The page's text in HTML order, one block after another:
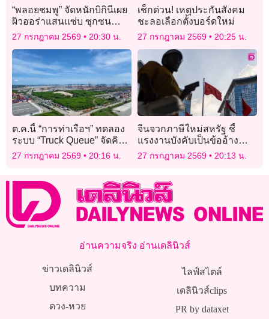
“พลอยชมพู” จัดหนักบิกินีเผย
ผิวออร่าแสนแซ่บ ซุกซน
สดใสดูแล้วต้องไลก์รัวๆ
27 กรกฎาคม 2569 20:30 น.
เช็กด่วน! เหตุประกันสังคม
ชะลอเลือกตั้งบอร์ดใหม่
27 กรกฎาคม 2569 20:25 น.
ต.ค.นี้ “การท่าเรือฯ” ทดลอง
ระบบ “Truck Queue” จัดคิว
รถบรรทุก แก้รถติด @แหลม
27 กรกฎาคม 2569 20:16 น.
จีนจวกภาษีใหม่สหรัฐ ชี้
แรงงานบังคับเป็นข้ออ้าง
กีดกันการค้า
27 กรกฎาคม 2569 20:13 น.
อ่านความจริง อ่านเดลินิวส์
ข่าวเดลินิวส์
บทความ
ดวง-หวย
ไลฟ์สไตล์
เดลินิวส์clips
PR by dataxet